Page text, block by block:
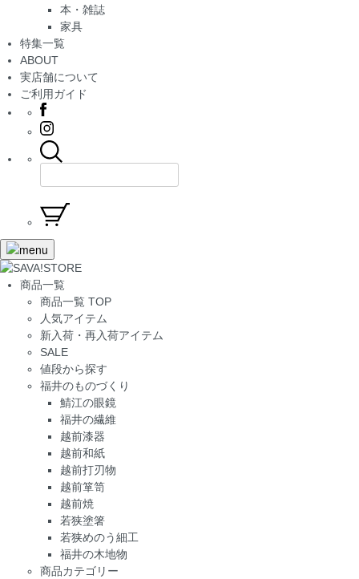
本・雑誌
家具
特集一覧
ABOUT
実店舗について
ご利用ガイド
商品一覧
商品一覧 TOP
人気アイテム
新入荷・再入荷アイテム
SALE
値段から探す
福井のものづくり
鯖江の眼鏡
福井の繊維
越前漆器
越前和紙
越前打刃物
越前箪笥
越前焼
若狭塗箸
若狭めのう細工
福井の木地物
商品カテゴリー